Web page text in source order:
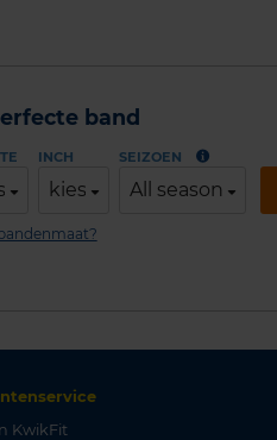
band
INCH
kies
SEIZOEN
All season
KwikFit